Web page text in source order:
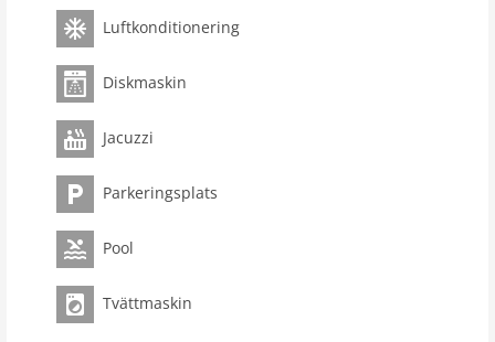
Luftkonditionering
Diskmaskin
Jacuzzi
Parkeringsplats
Pool
Tvättmaskin